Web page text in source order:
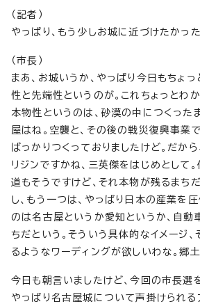
（記者）
やっぱり、もう少しお城に近づけたかっ
（市長）
まあ、お城いうか、やっぱり今日もちょ
性と先端性というのが。これちょっとわ
本物性というのは、砂漠の中につくった
屋はね。空襲と、その後の戦災復興事業
ばっかりつくっておりましたけど。だか
リジンですかね、三英傑をはじめとして
道もそうですけど、それ本物が残るまち
し、もう一つは、やっぱり日本の産業を
のは名古屋というか愛知というか、自動
ちだという。そういう具体的なイメージ
るようなワーディングが欲しいわな。郷
今日も朝言いましたけど、今回の市長選
やっぱり名古屋城について声掛けられる